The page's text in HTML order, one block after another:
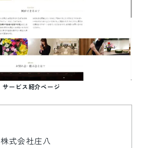
サービス紹介ページ
株式会社庄八